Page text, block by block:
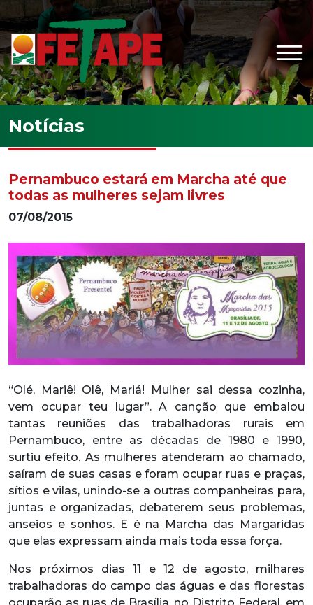
Ir para o conteúdo principal
Notícias
Pernambuco estará em Marcha até que
todas as mulheres sejam livres
07/08/2015
“Olé, Mariê! Olê, Mariá! Mulher sai dessa cozinha,
vem ocupar teu lugar”. A canção que embalou
tantas reuniões das trabalhadoras rurais em
Pernambuco, entre as décadas de 1980 e 1990,
surtiu efeito. As mulheres atenderam ao chamado,
saíram de suas casas e foram ocupar ruas e praças,
sítios e vilas, unindo-se a outras companheiras para,
juntas e organizadas, debaterem seus problemas,
anseios e sonhos. E é na Marcha das Margaridas
que elas expressam ainda mais toda essa força.
Nos próximos dias 11 e 12 de agosto, milhares
trabalhadoras do campo das águas e das florestas